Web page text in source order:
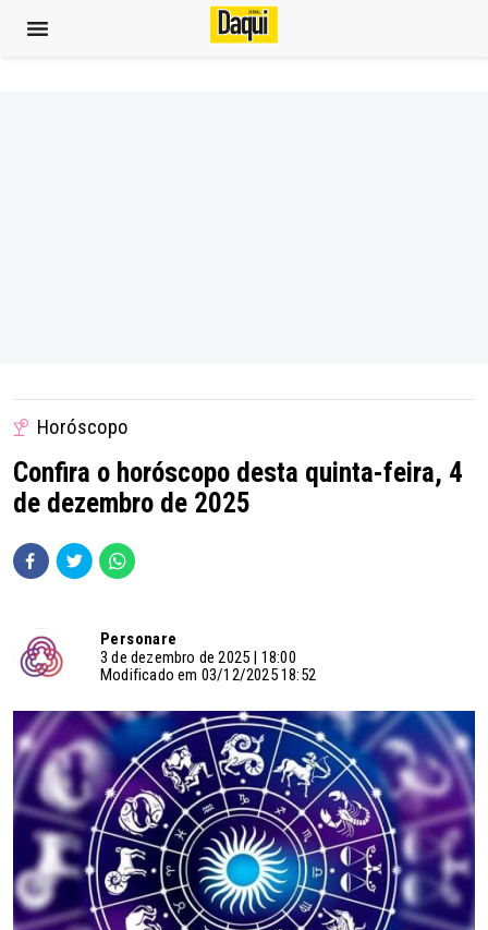
Horóscopo
Confira o horóscopo desta quinta-feira, 4
de dezembro de 2025
Personare
3 de dezembro de 2025 | 18:00
Modificado em 03/12/2025 18:52